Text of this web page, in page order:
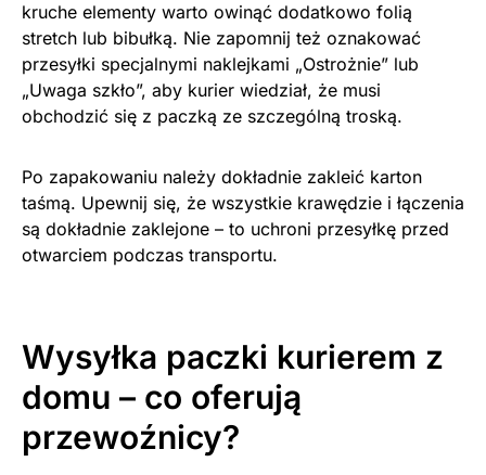
kruche elementy warto owinąć dodatkowo folią
stretch lub bibułką. Nie zapomnij też oznakować
przesyłki specjalnymi naklejkami „Ostrożnie” lub
„Uwaga szkło”, aby kurier wiedział, że musi
obchodzić się z paczką ze szczególną troską.
Po zapakowaniu należy dokładnie zakleić karton
taśmą. Upewnij się, że wszystkie krawędzie i łączenia
są dokładnie zaklejone – to uchroni przesyłkę przed
otwarciem podczas transportu.
Wysyłka paczki kurierem z
domu – co oferują
przewoźnicy?